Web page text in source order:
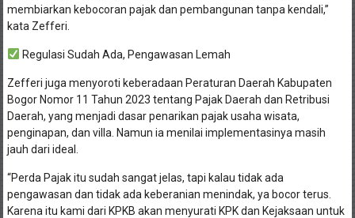
membiarkan kebocoran pajak dan pembangunan tanpa kendali,”
kata Zefferi.
Regulasi Sudah Ada, Pengawasan Lemah
Zefferi juga menyoroti keberadaan Peraturan Daerah Kabupaten
Bogor Nomor 11 Tahun 2023 tentang Pajak Daerah dan Retribusi
Daerah, yang menjadi dasar penarikan pajak usaha wisata,
penginapan, dan villa. Namun ia menilai implementasinya masih
jauh dari ideal.
“Perda Pajak itu sudah sangat jelas, tapi kalau tidak ada
pengawasan dan tidak ada keberanian menindak, ya bocor terus.
Karena itu kami dari KPKB akan menyurati KPK dan Kejaksaan untuk